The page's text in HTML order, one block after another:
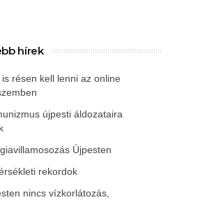
hírek
résen kell lenni az online
újpesti áldozataira
Újpesten
rekordok
nincs vízkorlátozás,